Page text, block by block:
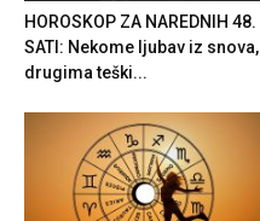
HOROSKOP ZA NAREDNIH 48.
SATI: Nekome ljubav iz snova,
drugima teški...